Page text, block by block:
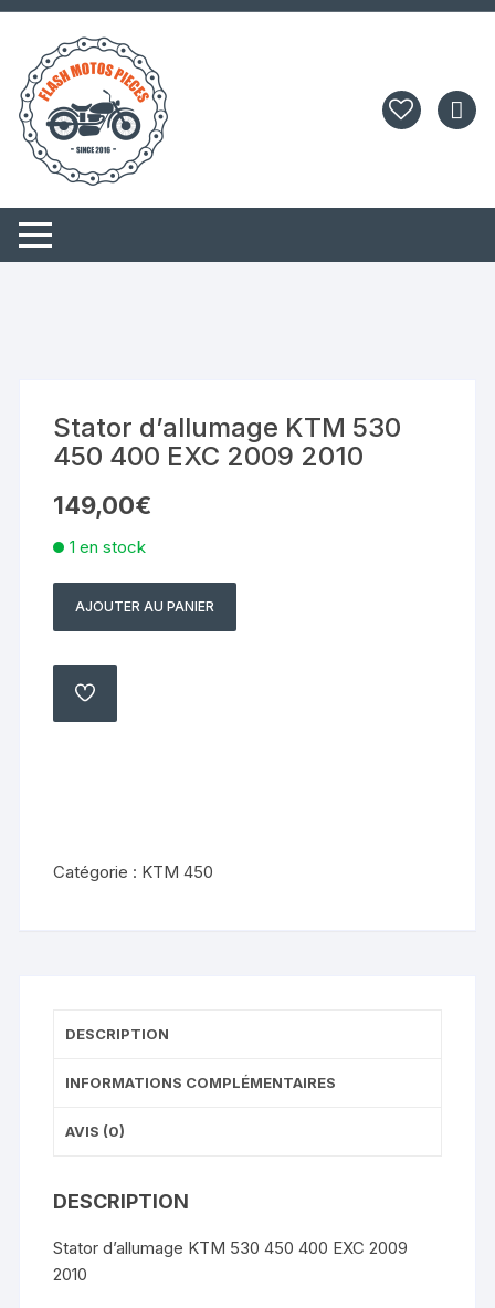
Aller
contenu
Stator d’allumage KTM 530
450 400 EXC 2009 2010
149,00€
1 en stock
quantité
Stator
d'allumage
KTM
2010
AJOUTER AU PANIER
AJOUTER
Catégorie : KTM 450
DESCRIPTION
INFORMATIONS COMPLÉMENTAIRES
AVIS (0)
DESCRIPTION
Stator d’allumage KTM 530 450 400 EXC 2009
2010